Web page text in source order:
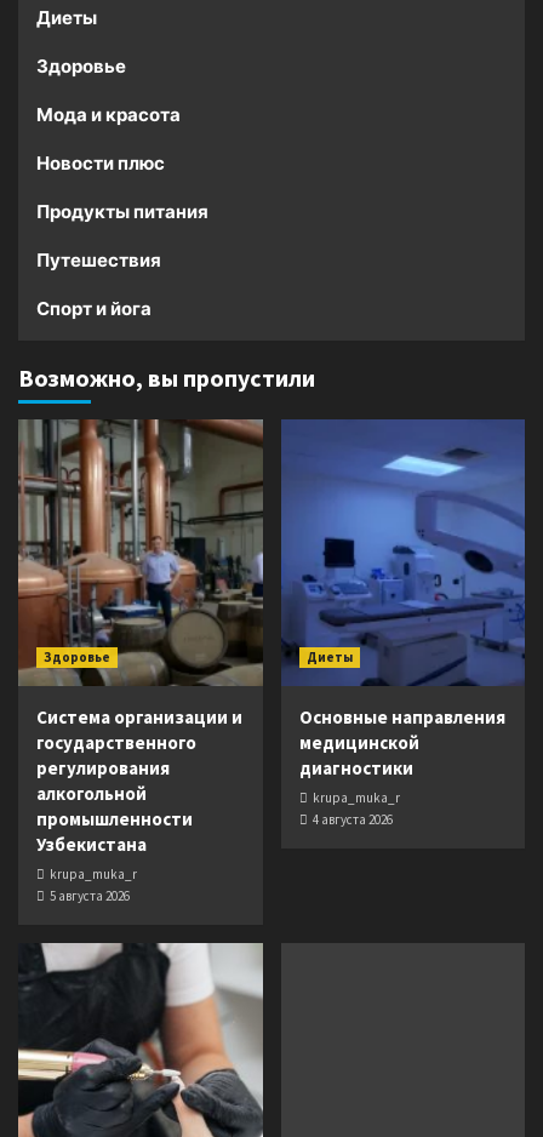
Диеты
Здоровье
Мода и красота
Новости плюс
Продукты питания
Путешествия
Спорт и йога
Возможно, вы пропустили
Здоровье
Система организации и
государственного
регулирования
алкогольной
промышленности
Узбекистана
krupa_muka_r
5 августа 2026
Диеты
Основные направления
медицинской
диагностики
krupa_muka_r
4 августа 2026